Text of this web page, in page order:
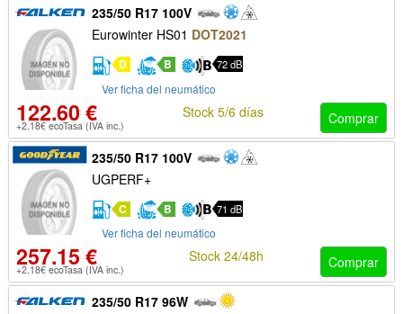
235/50 R17 100V
Eurowinter HS01 DOT2021
D B 72 dB
Ver ficha del neumático
122.60 €
+2.18€ ecoTasa (IVA inc.) Comprar
Stock 5/6 días
235/50 R17 100V
UGPERF+
C B 71 dB
Ver ficha del neumático
257.15 €
+2.18€ ecoTasa (IVA inc.) Comprar
Stock 24/48h
235/50 R17 96W